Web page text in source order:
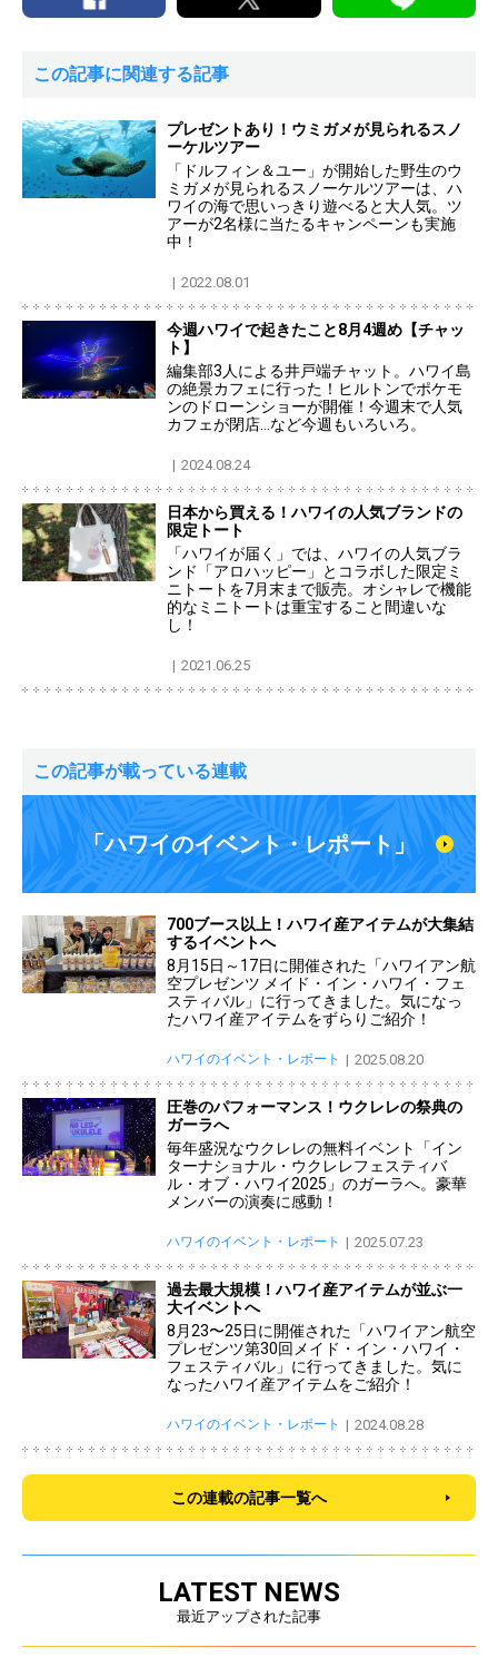
この記事に関連する記事
プレゼントあり！ウミガメが見られるスノ
ーケルツアー
「ドルフィン＆ユー」が開始した野生のウ
ミガメが見られるスノーケルツアーは、ハ
ワイの海で思いっきり遊べると大人気。ツ
アーが2名様に当たるキャンペーンも実施
中！
2022.08.01
今週ハワイで起きたこと8月4週め【チャッ
ト】
編集部3人による井戸端チャット。ハワイ島
の絶景カフェに行った！ヒルトンでポケモ
ンのドローンショーが開催！今週末で人気
カフェが閉店…など今週もいろいろ。
2024.08.24
日本から買える！ハワイの人気ブランドの
限定トート
「ハワイが届く」では、ハワイの人気ブラ
ンド「アロハッピー」とコラボした限定ミ
ニトートを7月末まで販売。オシャレで機能
的なミニトートは重宝すること間違いな
し！
2021.06.25
この記事が載っている連載
「ハワイのイベント・レポート」
700ブース以上！ハワイ産アイテムが大集結
するイベントへ
8月15日～17日に開催された「ハワイアン航
空プレゼンツ メイド・イン・ハワイ・フェ
スティバル」に行ってきました。気になっ
たハワイ産アイテムをずらりご紹介！
ハワイのイベント・レポート 2025.08.20
圧巻のパフォーマンス！ウクレレの祭典の
ガーラへ
毎年盛況なウクレレの無料イベント「イン
ターナショナル・ウクレレフェスティバ
ル・オブ・ハワイ2025」のガーラへ。豪華
メンバーの演奏に感動！
ハワイのイベント・レポート 2025.07.23
過去最大規模！ハワイ産アイテムが並ぶ一
大イベントへ
8月23〜25日に開催された「ハワイアン航空
プレゼンツ第30回メイド・イン・ハワイ・
フェスティバル」に行ってきました。気に
なったハワイ産アイテムをご紹介！
ハワイのイベント・レポート 2024.08.28
この連載の記事一覧へ
LATEST NEWS
最近アップされた記事